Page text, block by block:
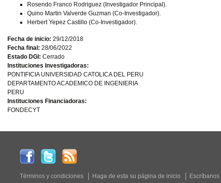
Rosendo Franco Rodriguez (Investigador Principal).
Quino Martin Valverde Guzman (Co-Investigador).
Herbert Yepez Castillo (Co-Investigador).
Fecha de inicio: 29/12/2018
Fecha final: 28/06/2022
Estado DGI: Cerrado
Instituciones Investigadoras:
PONTIFICIA UNIVERSIDAD CATOLICA DEL PERU
DEPARTAMENTO ACADEMICO DE INGENIERIA
PERU
Instituciones Financiadoras:
FONDECYT
Términos y condiciones Haga de esta su página de inicio
Escríbanos